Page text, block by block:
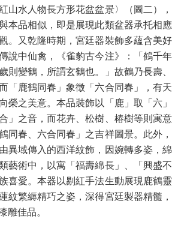
山水人物長方形花盆盆景〉（圖二），
本品相似，即是展現此類盆器承托相應
。又乾隆時期，宮廷器裝飾多蘊含美好
說中仙禽，《雀豹古今注》：「鶴千年
則變鶴，所謂玄鶴也。」故鶴乃長壽、
「鹿鶴同春」象徵「六合同春」，有天
榮之美意。本品裝飾以「鹿」取「六」
」之音，而花卉、松樹、椿樹等則寓意
同春、六合同春」之吉祥圖景。此外，
異域傳入的西洋紋飾，因婉轉多姿，綿
藝術中，以寓「福壽綿長」、「興盛不
喜愛。本器以剔紅手法生動展現鹿鶴靈
紋繁縟精巧之姿，深得宮廷製器精髓，
雕佳品。